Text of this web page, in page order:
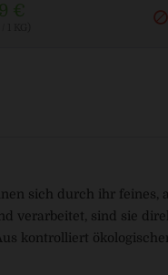
€
sich durch ihr feines,
verarbeitet, sind sie
kontrolliert